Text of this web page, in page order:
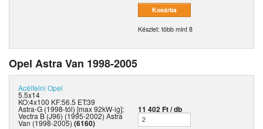
Készlet: több mint 8
Opel Astra Van 1998-2005
Acélfelni Opel
5.5x14
KO:4x100 KF:56.5 ET:39
Astra-G (1998-tól) [max 92kW-ig];
Vectra B (J96) (1995-2002) Astra
Van (1998-2005) (6160)
11 402 Ft / db